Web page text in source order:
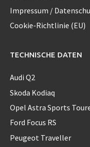
Impressum /
Cookie-Richtlinie (EU)
TECHNISCHE DATEN
Audi Q2
Skoda Kodiaq
Opel Astra Sports
Ford Focus RS
Peugeot Traveller